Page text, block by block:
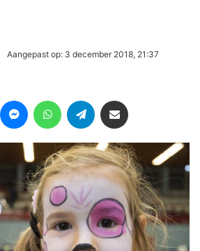
Aangepast op: 3 december 2018, 21:37